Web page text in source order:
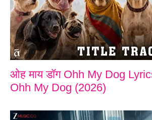
ओह माय डॉग Ohh My Dog
Ohh My Dog (2026)